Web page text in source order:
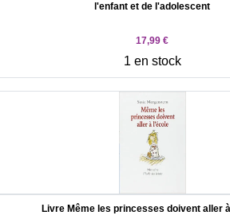
l'enfant et de l'adolescent
17,99 €
1 en stock
Livre Même les princesses doivent aller